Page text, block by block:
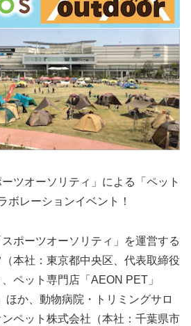
ツオーソリティ」による「ペット
ボレーションイベント！
ポーツオーソリティ」を運営する
本社：東京都中央区、代表取締役
ペット専門店「AEON PET」
ほか、動物病院・トリミングサロ
ペット株式会社（本社：千葉県市